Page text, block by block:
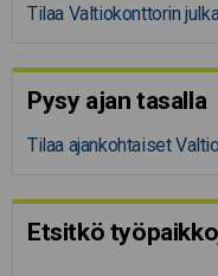
Tilaa Valtiokonttorin
Pysy ajan tasalla
Tilaa ajankohtaiset
Etsitkö